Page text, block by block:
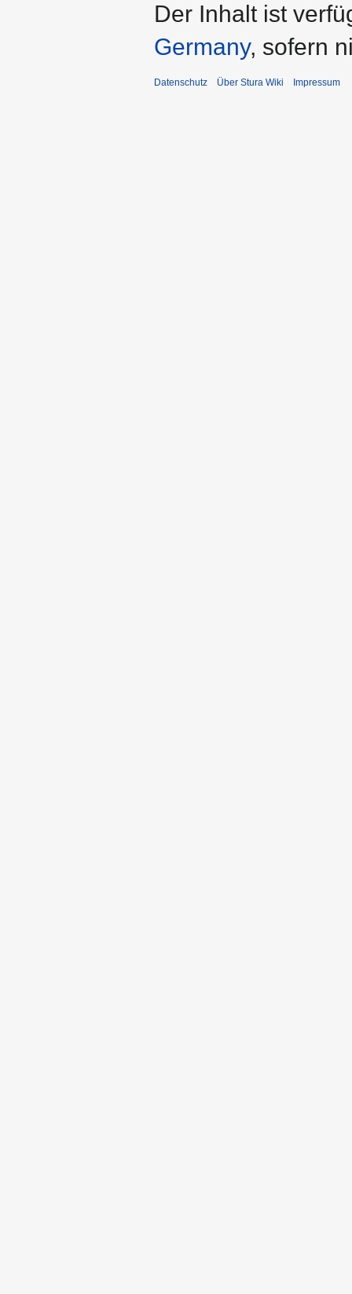
Der Inhalt ist
Germany, sofern
Datenschutz Über Stura Wiki Impressum